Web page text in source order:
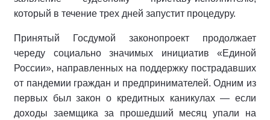
который в течение трех дней запустит процедуру.
Принятый Госдумой законопроект продолжает
череду социально значимых инициатив «Единой
России», направленных на поддержку пострадавших
от пандемии граждан и предпринимателей. Одним из
первых был закон о кредитных каникулах — если
доходы заемщика за прошедший месяц упали на